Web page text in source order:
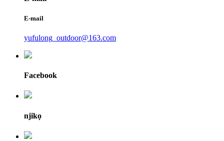
E-mail
yufulong_outdoor@163.com
Facebook
njikọ